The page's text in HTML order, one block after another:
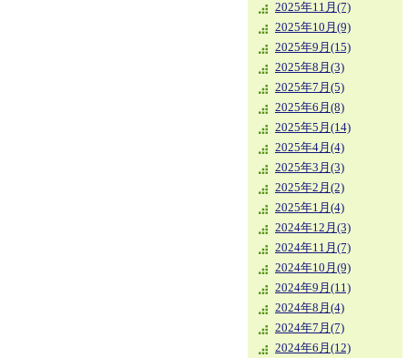
2025年11月(7)
2025年10月(9)
2025年9月(15)
2025年8月(3)
2025年7月(5)
2025年6月(8)
2025年5月(14)
2025年4月(4)
2025年3月(3)
2025年2月(2)
2025年1月(4)
2024年12月(3)
2024年11月(7)
2024年10月(9)
2024年9月(11)
2024年8月(4)
2024年7月(7)
2024年6月(12)